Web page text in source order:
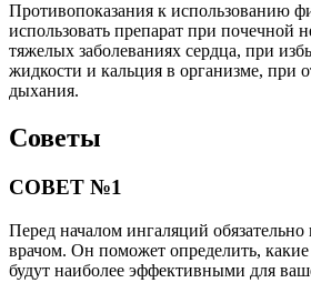
Противопоказания к использованию
использовать препарат при почечной
тяжелых заболеваниях сердца, при
жидкости и кальция в организме, при
дыхания.
Советы
СОВЕТ №1
Перед началом ингаляций обязательно
врачом. Он поможет определить,
будут наиболее эффективными для